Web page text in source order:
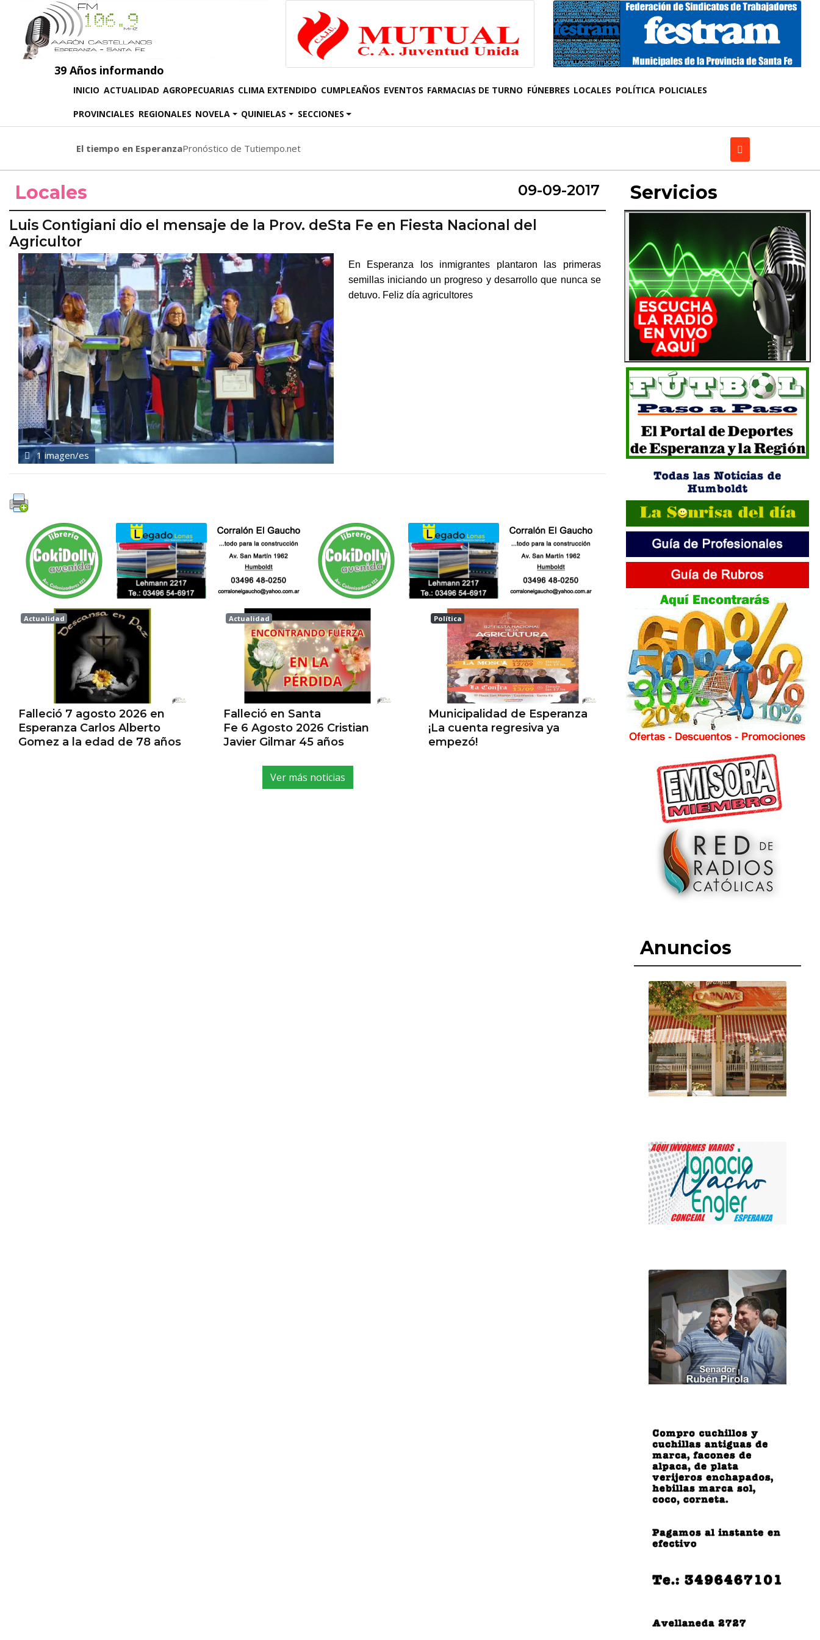
39 Años informando
INICIO (CURRENT)
ACTUALIDAD AGROPECUARIAS CLIMA EXTENDIDO CUMPLEAÑOS EVENTOS FARMACIAS DE TURNO FÚNEBRES LOCALES POLÍTICA POLICIALES
PROVINCIALES REGIONALES NOVELA QUINIELAS SECCIONES
El tiempo en EsperanzaPronóstico de Tutiempo.net
Locales 09-09-2017
Luis Contigiani dio el mensaje de la Prov. deSta Fe en Fiesta Nacional del
Agricultor
1 imagen/es
En Esperanza los inmigrantes plantaron las primeras
semillas iniciando un progreso y desarrollo que nunca se
detuvo. Feliz día agricultores
Actualidad
Esperanza
Falleció 7 agosto 2026 en
Esperanza Carlos Alberto
Gomez a la edad de 78 años
Actualidad
Esperanza
Falleció en Santa
Fe 6 Agosto 2026 Cristian
Javier Gilmar 45 años
Política
ESPERANZA
Municipalidad de Esperanza
¡La cuenta regresiva ya
empezó!
Ver más noticias
Servicios
Anuncios